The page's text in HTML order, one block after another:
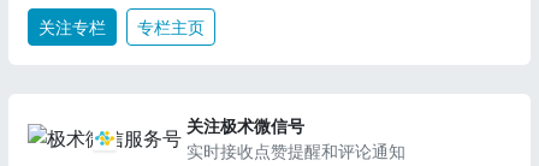
关注专栏 专栏主页
关注极术微信号
实时接收点赞提醒和评论通知